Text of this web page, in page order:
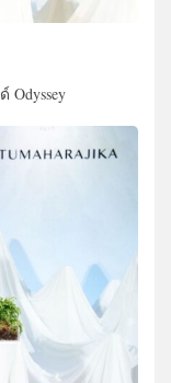
Odyssey